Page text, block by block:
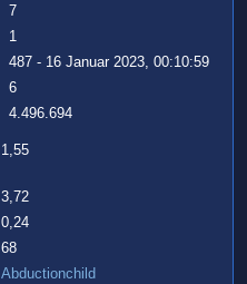
7
1
487 - 16 Januar 2023, 00:10:59
6
4.496.694
1,55
3,72
0,24
68
Abductionchild